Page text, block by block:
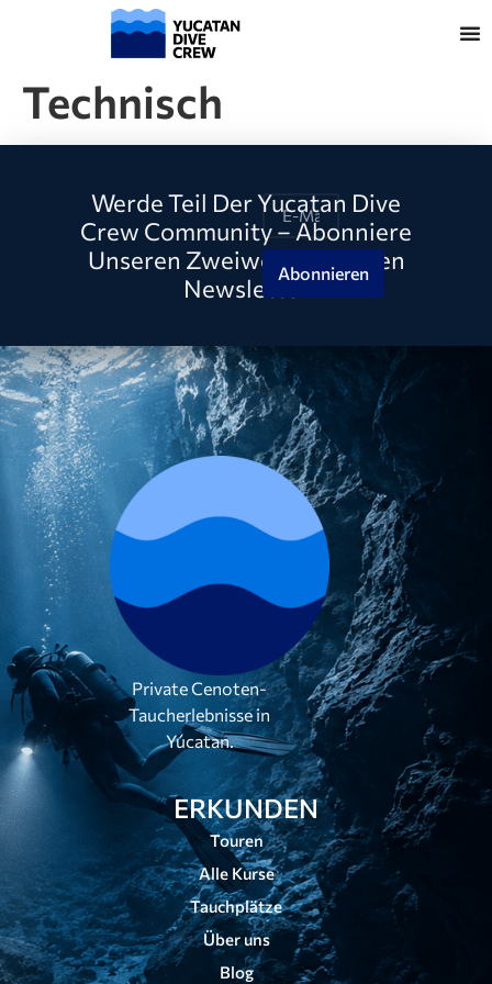
Technisch
Werde Teil Der Yucatan Dive
Crew Community – Abonniere
Unseren Zweiwöchentlichen
NewsletterAbonnieren
Private Cenoten-
Taucherlebnisse in
Yúcatan.
ERKUNDEN
Touren
Alle Kurse
Tauchplätze
Über uns
Blog